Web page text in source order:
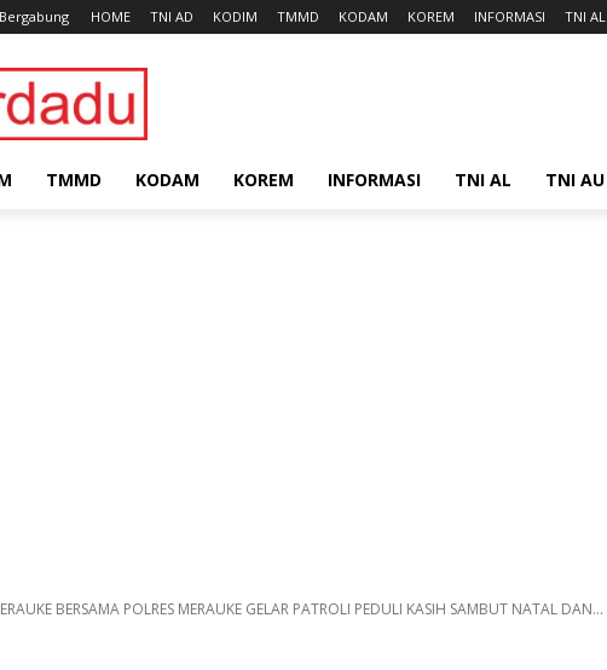
HOME TNI AD KODIM TMMD KODAM KOREM INFORMASI TNI AL
TMMD KODAM KOREM INFORMASI TNI AL TNI AU
BERSAMA POLRES MERAUKE GELAR PATROLI PEDULI KASIH SAMBUT NATAL DAN...